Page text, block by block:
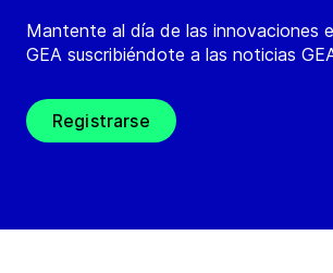
Mantente al día de las innovaciones
GEA suscribiéndote a las noticias
Registrarse